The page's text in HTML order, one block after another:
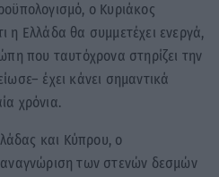
ο Κυριάκος
η Ελλάδα θα συμμετέχει ενεργά,
που ταυτόχρονα στηρίζει την
έχει κάνει σημαντικά
χρόνια.
και Κύπρου, ο
των στενών δεσμών